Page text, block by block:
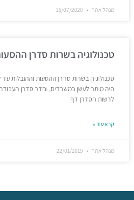
מנהל אתר 15/07/2020
טכנולוגיה בשרות סדרן ההסעות
טכנולוגיה בשרות סדרן ההסעות וההובלות עד
היה מותר לעשן במשרדים, וחדר סדרן העבודה
לרשות הסדרן דף
קרא עוד »
מנהל אתר 22/01/2019